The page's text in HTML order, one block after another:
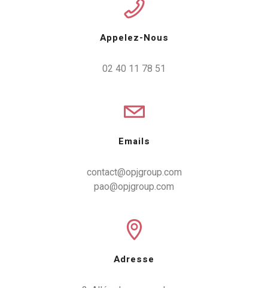
Appelez-Nous
02 40 11 78 51
Emails
contact@opjgroup.com
pao@opjgroup.com
Adresse